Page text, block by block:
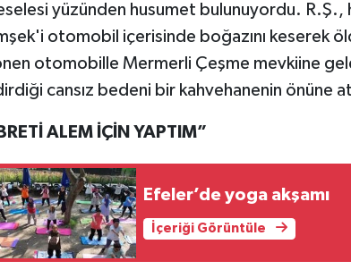
yüzünden husumet bulunuyordu.
otomobil içerisinde boğazını keserek
otomobille Mermerli Çeşme mevkiine
cansız bedeni bir kahvehanenin önüne
ALEM İÇİN YAPTIM”
Efeler’de yoga akşamı
İçeriği Görüntüle